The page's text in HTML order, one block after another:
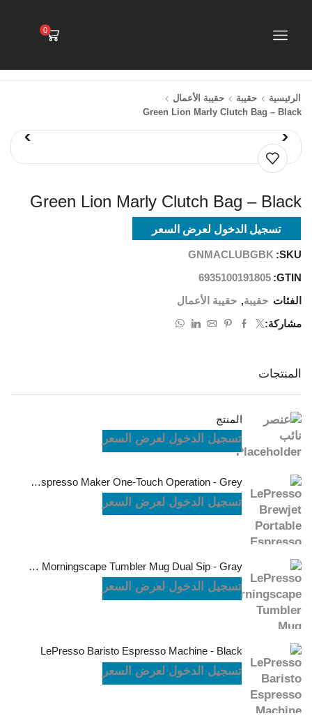
0
الرئيسية حقيبة
حقيبة الأعمال
Green Lion Marly Clutch Bag – Black
Green Lion Marly Clutch Bag – Black
تسجيل الدخول لعرض السعر
SKU:
GNMACLUBGBK
GTIN:
6935100191805
الفئات حقيبة, حقيبة الأعمال
مشاركة:
المنتجات
المنتج
تسجيل الدخول لعرض السعر
LePresso Brewjet Portable Espresso Maker One-Touch Operation - Grey
تسجيل الدخول لعرض السعر
LePresso Morningscape Tumbler Mug Dual Sip - Gray
تسجيل الدخول لعرض السعر
LePresso Baristo Espresso Machine - Black
تسجيل الدخول لعرض السعر